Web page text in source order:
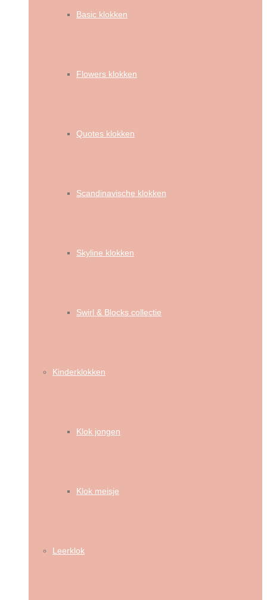
Basic klokken
Flowers klokken
Quotes klokken
Scandinavische klokken
Skyline klokken
Swirl & Blocks collectie
Kinderklokken
Klok jongen
Klok meisje
Leerklok